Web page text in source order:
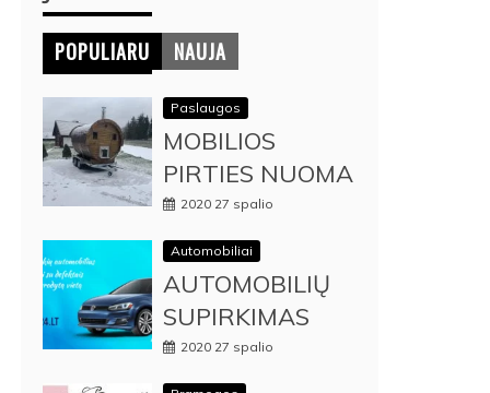
POPULIARU NAUJA
Paslaugos
MOBILIOS
PIRTIES NUOMA
2020 27 spalio
Automobiliai
AUTOMOBILIŲ
SUPIRKIMAS
2020 27 spalio